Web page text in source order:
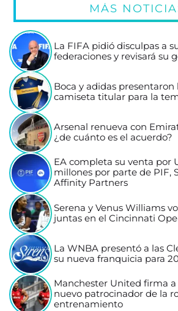
MÁS
La FIFA pidió disculpas a
federaciones y revisará su
Boca y adidas presentaron
camiseta titular para la
Arsenal renueva con
¿de cuánto es el acuerdo?
EA completa su venta por
millones por parte de PIF,
Affinity Partners
Serena y Venus Williams
juntas en el Cincinnati
La WNBA presentó a las
su nueva franquicia para
Manchester United firma
nuevo patrocinador de la
entrenamiento